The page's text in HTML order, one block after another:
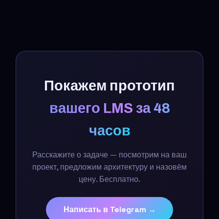
Покажем прототип
вашего LMS за 48
часов
Расскажите о задаче — посмотрим на ваш
проект, предложим архитектуру и назовём
цену. Бесплатно.
Написать в Telegram →